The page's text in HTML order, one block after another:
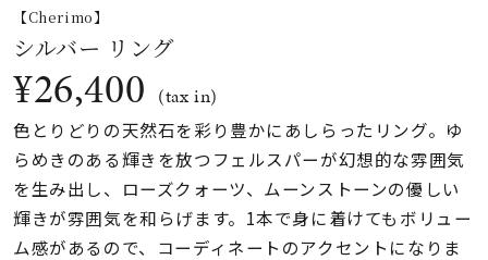
ファッションテイス
ト
着用シーン
コレクション
【Cherimo】
シルバー リング
¥26,400 (tax in)
色とりどりの天然石を彩り豊かにあしらったリング。ゆ
らめきのある輝きを放つフェルスパーが幻想的な雰囲気
を生み出し、ローズクォーツ、ムーンストーンの優しい
輝きが雰囲気を和らげます。1本で身に着けてもボリュー
ム感があるので、コーディネートのアクセントになりま